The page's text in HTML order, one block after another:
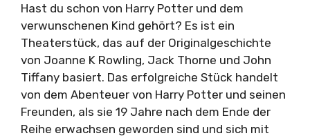
Hast du schon von Harry Potter und dem
verwunschenen Kind gehört? Es ist ein
Theaterstück, das auf der Originalgeschichte
von Joanne K Rowling, Jack Thorne und John
Tiffany basiert. Das erfolgreiche Stück handelt
von dem Abenteuer von Harry Potter und seinen
Freunden, als sie 19 Jahre nach dem Ende der
Reihe erwachsen geworden sind und sich mit